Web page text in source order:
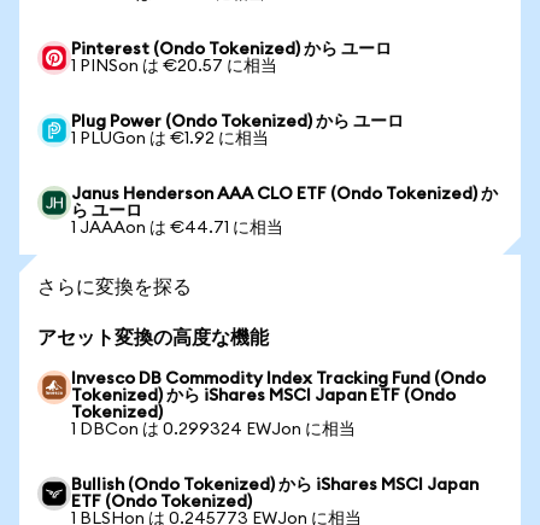
Pinterest (Ondo Tokenized) から ユーロ
1 PINSon は €20.57 に相当
Plug Power (Ondo Tokenized) から ユーロ
1 PLUGon は €1.92 に相当
Janus Henderson AAA CLO ETF (Ondo Tokenized) か
ら ユーロ
1 JAAAon は €44.71 に相当
さらに変換を探る
アセット変換の高度な機能
Invesco DB Commodity Index Tracking Fund (Ondo
Tokenized) から iShares MSCI Japan ETF (Ondo
Tokenized)
1 DBCon は 0.299324 EWJon に相当
Bullish (Ondo Tokenized) から iShares MSCI Japan
ETF (Ondo Tokenized)
1 BLSHon は 0.245773 EWJon に相当